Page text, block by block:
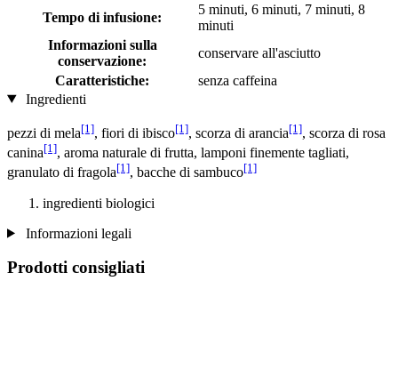
Tempo di infusione:
5 minuti, 6 minuti, 7 minuti, 8
minuti
Informazioni sulla
conservazione:
conservare all'asciutto
Caratteristiche:
senza caffeina
Ingredienti
pezzi di mela[1], fiori di ibisco[1], scorza di arancia[1], scorza di rosa
canina[1], aroma naturale di frutta, lamponi finemente tagliati,
granulato di fragola[1], bacche di sambuco[1]
ingredienti biologici
Informazioni legali
Prodotti consigliati